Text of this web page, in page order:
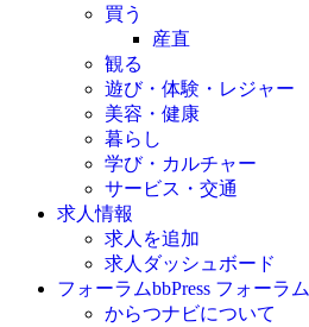
買う
産直
観る
遊び・体験・レジャー
美容・健康
暮らし
学び・カルチャー
サービス・交通
求人情報
求人を追加
求人ダッシュボード
フォーラムbbPress フォーラム
からつナビについて